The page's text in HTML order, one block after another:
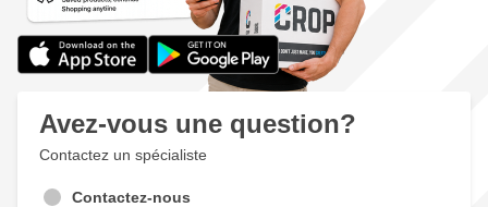
Avez-vous une question?
Contactez un spécialiste
Contactez-nous